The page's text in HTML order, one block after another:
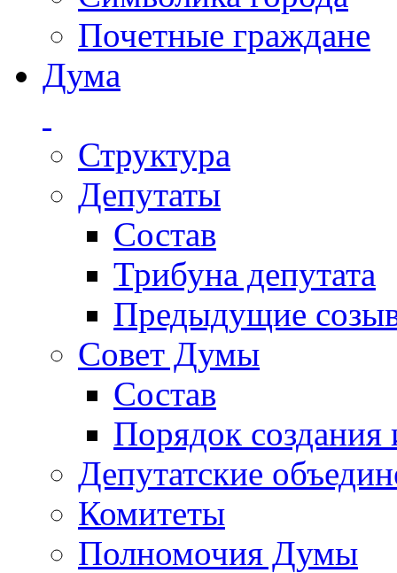
Почетные граждане
Дума
Структура
Депутаты
Состав
Трибуна депутата
Предыдущие
Совет Думы
Состав
Порядок создания
Депутатские
Комитеты
Полномочия Думы